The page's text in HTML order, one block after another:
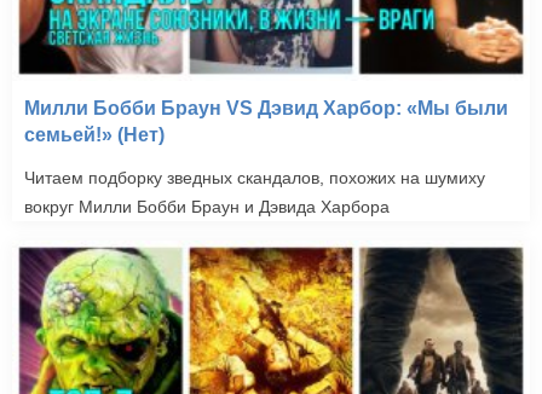
Милли Бобби Браун VS Дэвид Харбор: «Мы были
семьей!» (Нет)
Читаем подборку зведных скандалов, похожих на шумиху
вокруг Милли Бобби Браун и Дэвида Харбора